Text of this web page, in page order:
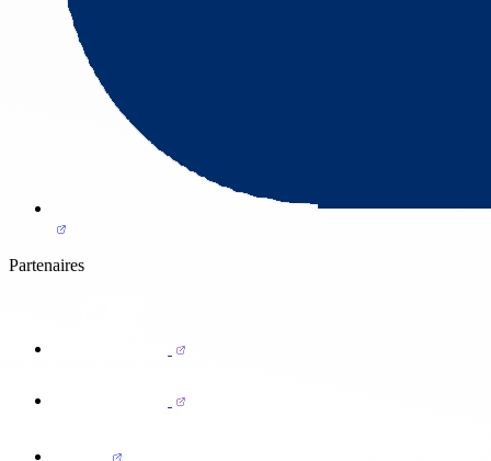
Partenaires